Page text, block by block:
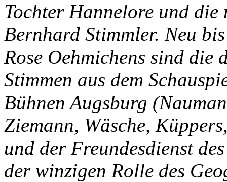
Tochter Hannelore und
Bernhard Stimmler. Neu
Rose Oehmichens sind
Stimmen aus dem
Bühnen Augsburg
Ziemann, Wäsche,
und der Freundesdienst
der winzigen Rolle des